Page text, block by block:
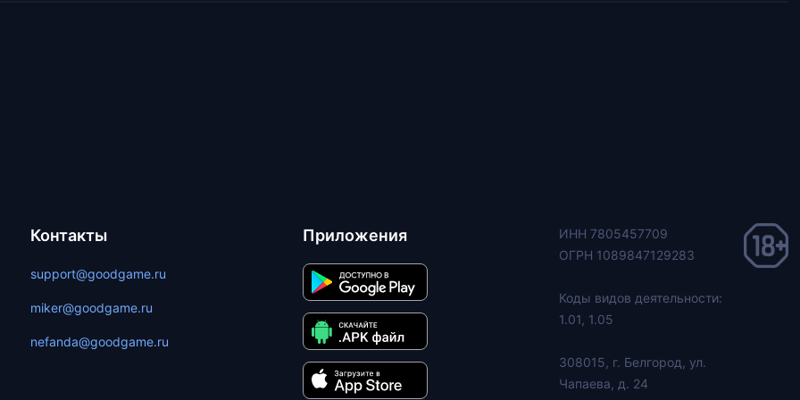
Контакты
support@goodgame.ru
miker@goodgame.ru
nefanda@goodgame.ru
Приложения
ИНН 7805457709
ОГРН 1089847129283
Коды видов деятельности:
1.01, 1.05
308015, г. Белгород, ул.
Чапаева, д. 24